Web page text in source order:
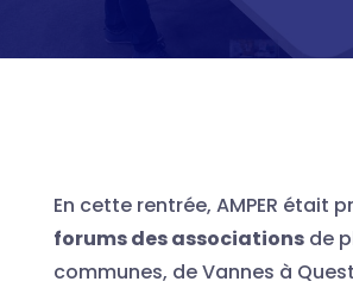
En cette rentrée, AMPER était
forums des associationsde
communes, de Vannes à